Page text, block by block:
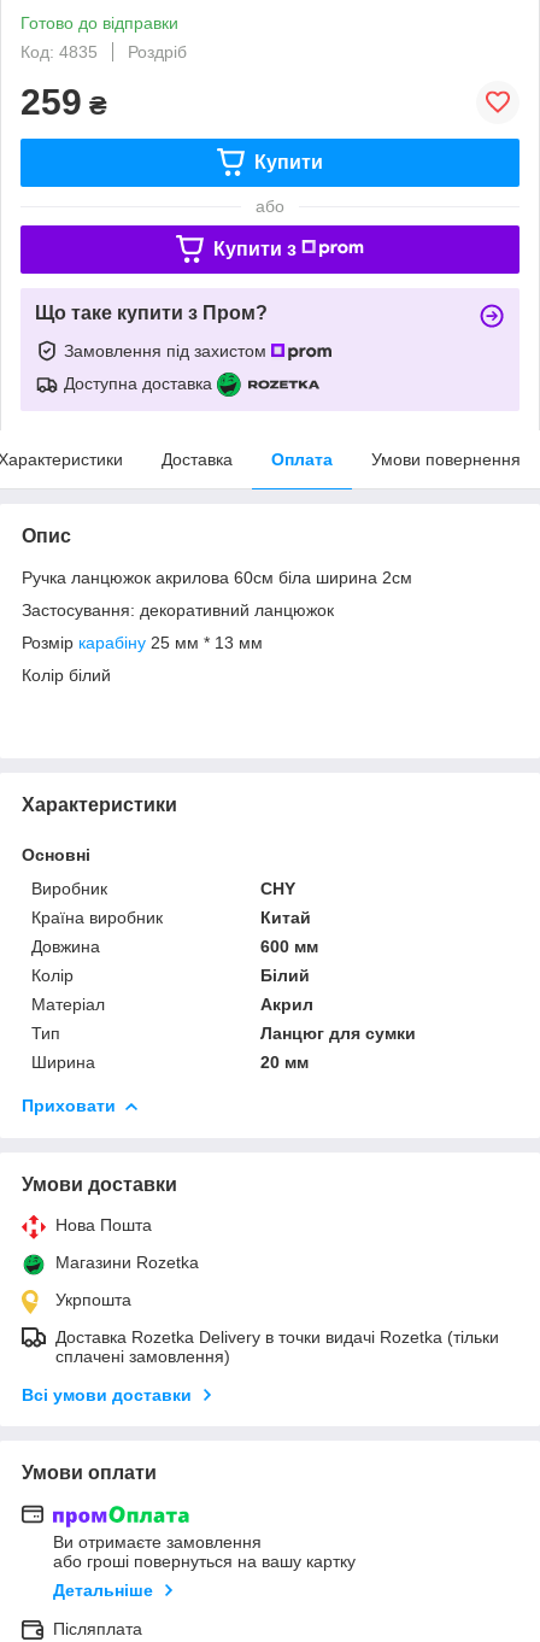
Готово до відправки
Код: 4835
Роздріб
259 ₴
Купити
або
Купити з
Що таке купити з Пром?
Замовлення під захистом
Доступна доставка
Доставка Оплата Умови повернення
Опис
Ручка ланцюжок акрилова 60см біла ширина 2см
Застосування: декоративний ланцюжок
Розмір карабіну 25 мм * 13 мм
Колір білий
Характеристики
Основні
Виробник
CHY
Країна виробник
Китай
Довжина
600 мм
Колір
Білий
Матеріал
Акрил
Тип
Ланцюг для сумки
Ширина
20 мм
Приховати
Умови доставки
Нова Пошта
Магазини Rozetka
Укрпошта
Доставка Rozetka Delivery в точки видачі Rozetka (тільки
сплачені замовлення)
Всі умови доставки
Умови оплати
Ви отримаєте замовлення
або гроші повернуться на вашу картку
Детальніше
Післяплата